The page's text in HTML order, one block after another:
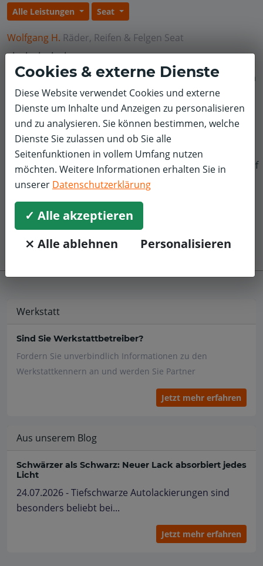
Alle Leistungen Seat
Wolfgang H. Räder, Reifen & Felgen Seat
5,0/5
Online einen Termin ausgemacht und direkt bezahlt. Am
Tag des Reifenwechsels innerhalb von 20 Minuten alles
erledigt. Die Profis vor Ort waren sehr nett und
hilfsbereit. Gerne wieder!
Werkstatt
Sind Sie Werkstattbetreiber?
Fordern Sie unverbindlich Informationen zu den
Werkstattkennern an und werden Sie Partner
Jetzt mehr erfahren
Aus unserem Blog
Schwärzer als Schwarz: Neuer Lack absorbiert jedes
Licht
24.07.2026 - Tiefschwarze Autolackierungen sind
besonders beliebt bei...
Jetzt mehr erfahren
Cookies & externe Dienste
Diese Website verwendet Cookies und externe
Dienste um Inhalte und Anzeigen zu personalisieren
und zu analysieren. Sie können bestimmen, welche
Dienste Sie zulassen und ob Sie alle
Seitenfunktionen in vollem Umfang nutzen
möchten. Weitere Informationen erhalten Sie in
unserer Datenschutzerklärung
✓ Alle akzeptieren
⨯ Alle ablehnen
Personalisieren
f